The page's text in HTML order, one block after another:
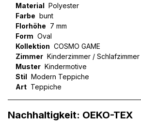
Material Polyester
Farbe bunt
Florhöhe 7 mm
Form Oval
Kollektion COSMO GAME
Zimmer Kinderzimmer / Schlafzimmer
Muster Kindermotive
Stil Modern Teppiche
Art Teppiche
Nachhaltigkeit: OEKO-TEX